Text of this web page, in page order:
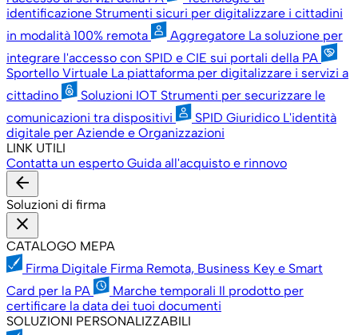
identificazione Strumenti sicuri per digitalizzare i cittadini
in modalità 100% remota
Aggregatore La soluzione per
integrare l'accesso con SPID e CIE sui portali della PA
Sportello Virtuale La piattaforma per digitalizzare i servizi a
cittadino
Soluzioni IOT Strumenti per securizzare le
comunicazioni tra dispositivi
SPID Giuridico L'identità
digitale per Aziende e Organizzazioni
LINK UTILI
Contatta un esperto Guida all'acquisto e rinnovo
arrow_back
Soluzioni di firma
close
CATALOGO MEPA
Firma Digitale Firma Remota, Business Key e Smart
Card per la PA
Marche temporali Il prodotto per
certificare la data dei tuoi documenti
SOLUZIONI PERSONALIZZABILI